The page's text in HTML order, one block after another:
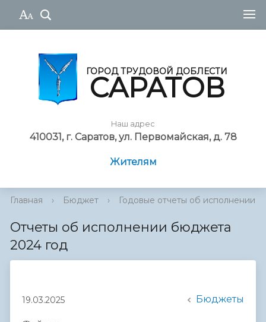
ГОРОД ТРУДОВОЙ ДОБЛЕСТИ
САРАТОВ
Наш адрес
410031, г. Саратов, ул. Первомайская, д. 78
Жителям
Главная › Бюджет › Годовые отчеты об исполнении
Отчеты об исполнении бюджета
2024 год
19.03.2025 Бюджеты